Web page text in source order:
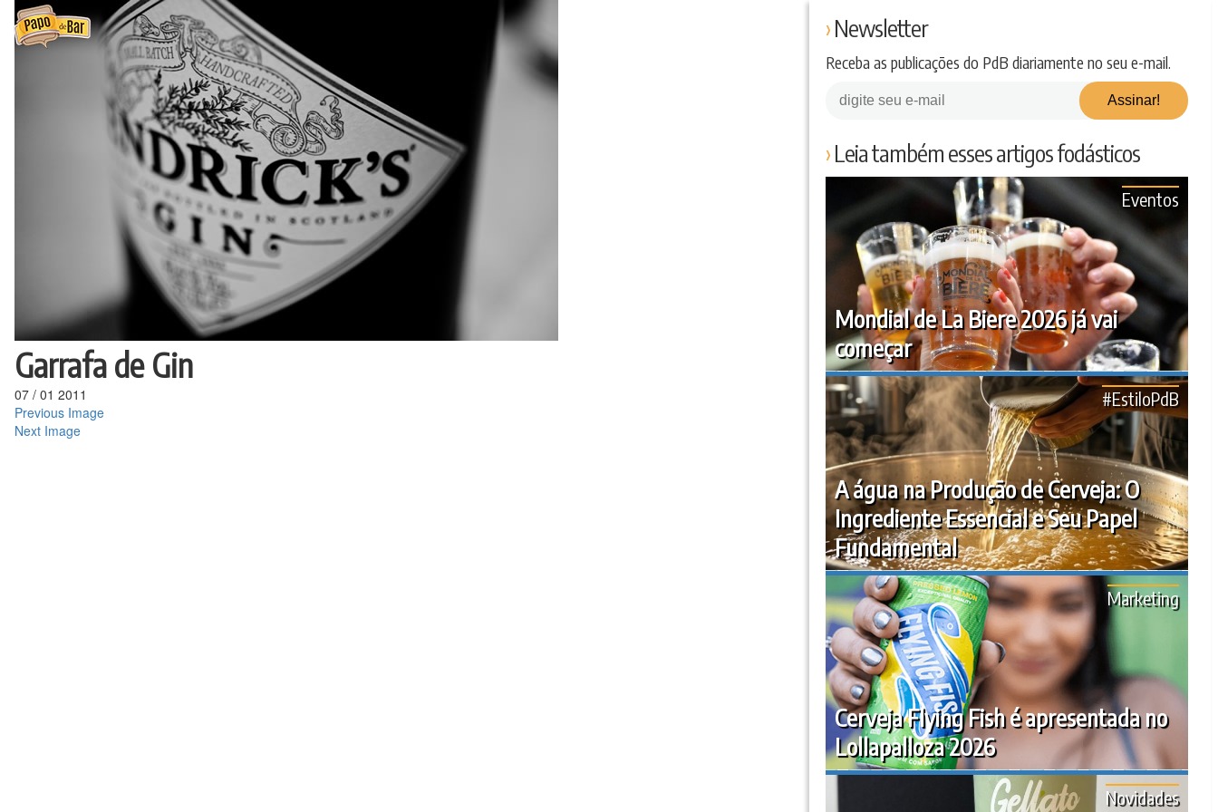
para
Garrafa de Gin
07 / 01 2011
Previous Image
Next Image
Newsletter
Receba as publicações do PdB diariamente no seu e-mail.
Leia também esses artigos fodásticos
Mondial de La Biere 2026 já vai
começar
Eventos
A água na Produção de Cerveja: O
Ingrediente Essencial e Seu Papel
Fundamental
#EstiloPdB
Cerveja Flying Fish é apresentada no
Lollapalloza 2026
Marketing
Novidades